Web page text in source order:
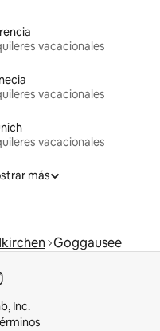
vacacionales
vacacionales
vacacionales
más
Goggausee
Inc.